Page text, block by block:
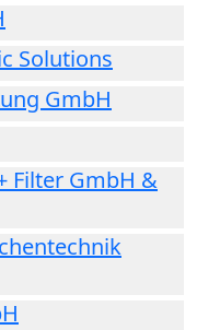
Solutions
GmbH
Filter GmbH &